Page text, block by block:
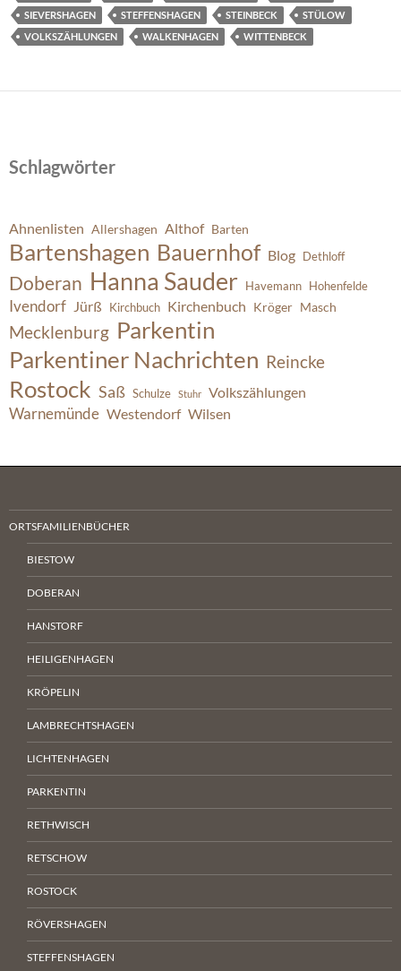
SIEVERSHAGEN
STEFFENSHAGEN STEINBECK
STÜLOW
VOLKSZÄHLUNGEN
WALKENHAGEN WITTENBECK
Schlagwörter
Ahnenlisten Allershagen Althof Barten
Bartenshagen Bauernhof Blog Dethloff
Doberan Hanna Sauder Havemann Hohenfelde
Ivendorf Jürß Kirchbuch Kirchenbuch Kröger Masch
Mecklenburg Parkentin
Parkentiner Nachrichten Reincke
Rostock Saß Schulze Stuhr Volkszählungen
Warnemünde Westendorf Wilsen
ORTSFAMILIENBÜCHER
BIESTOW
DOBERAN
HANSTORF
HEILIGENHAGEN
KRÖPELIN
LAMBRECHTSHAGEN
LICHTENHAGEN
PARKENTIN
RETHWISCH
RETSCHOW
ROSTOCK
RÖVERSHAGEN
STEFFENSHAGEN